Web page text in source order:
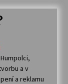
a v
a reklamu